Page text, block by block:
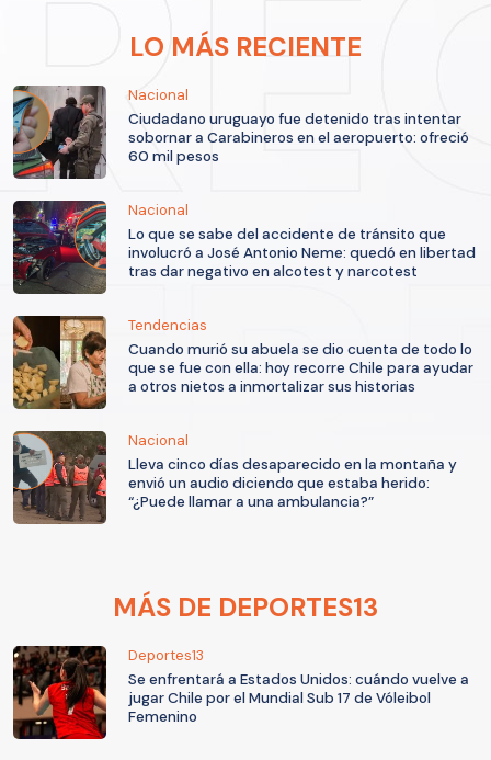
LO MÁS RECIENTE
Nacional
Ciudadano uruguayo fue detenido tras intentar
sobornar a Carabineros en el aeropuerto: ofreció
60 mil pesos
Nacional
Lo que se sabe del accidente de tránsito que
involucró a José Antonio Neme: quedó en libertad
tras dar negativo en alcotest y narcotest
Tendencias
Cuando murió su abuela se dio cuenta de todo lo
que se fue con ella: hoy recorre Chile para ayudar
a otros nietos a inmortalizar sus historias
Nacional
Lleva cinco días desaparecido en la montaña y
envió un audio diciendo que estaba herido:
“¿Puede llamar a una ambulancia?”
MÁS DE DEPORTES13
Deportes13
Se enfrentará a Estados Unidos: cuándo vuelve a
jugar Chile por el Mundial Sub 17 de Vóleibol
Femenino